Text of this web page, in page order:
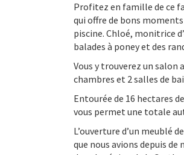
Profitez en famille de ce
qui offre de bons
piscine. Chloé, monitrice
balades à poney et des
Vous y trouverez un salon
chambres et 2 salles de
Entourée de 16 hectares
vous permet une totale
L’ouverture d’un meublé
que nous avions depuis